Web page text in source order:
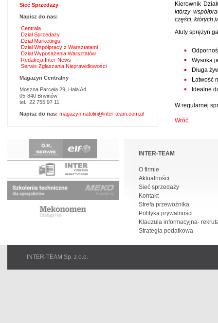
Kierownik
którzy
części, których
Atuty sprężyn
Wysoka
Długa
Łatwość
Idealne
W regularnej
Wróć
Sieć Sprzedaży
Napisz do nas:
Centrala
Dział Sprzedaży
Dział Marketingu
Dział Współpracy z Warsztatami
Dział Wyposażenia Warsztatów
Redakcja Inter-News
Serwis Zgłaszania Nieprawidłowości
Magazyn Centralny
Moszna Parcela 29, Hala A4
05-840 Brwinów
tel. 22 755 97 11
Napisz do nas: magazyn.natolin@inter-team.com.pl
nawigacjeINTER-TEAM
O firmie
Aktualności
Sieć sprzedaży
Kontakt
Strefa przewoźnika
Polityka prywatności
Klauzula informacyjna-
Strategia podatkowa
INTER-TEAM Sp. z o.o.